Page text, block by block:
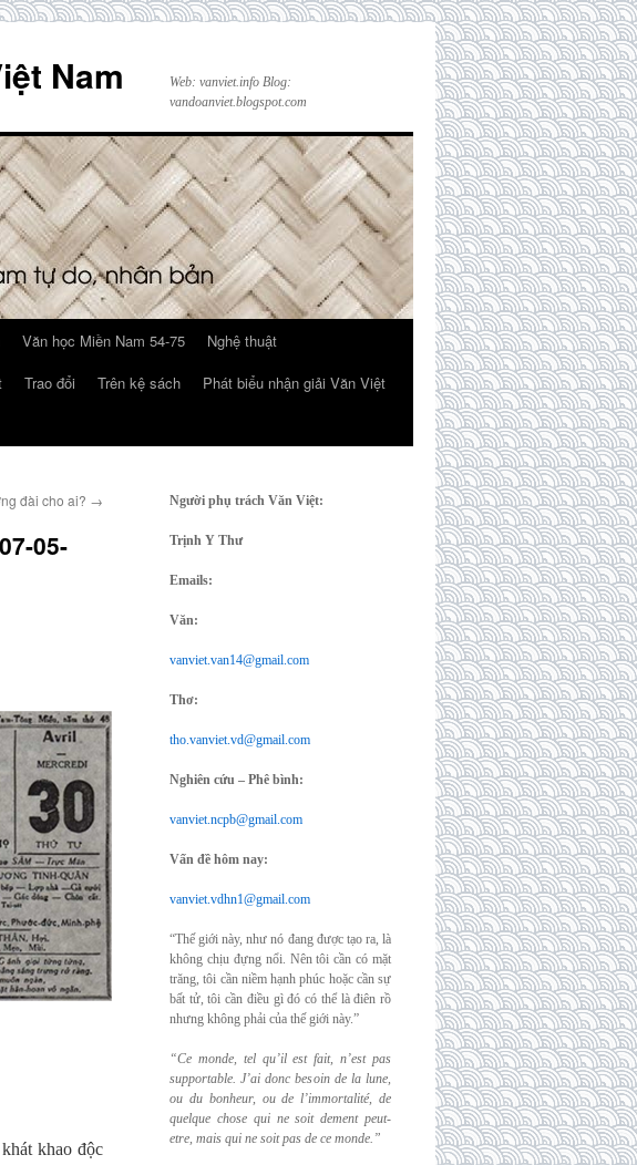
Nam
Web: vanviet.info Blog:
vandoanviet.blogspot.com
Văn học Miền Nam 54-75
Nghệ thuật
Trao đổi Trên kệ sách
Phát biểu nhận giải Văn Việt
đài cho ai? →
05-
khao độc
Người phụ trách Văn Việt:
Trịnh Y Thư
Emails:
Văn:
vanviet.van14@gmail.com
Thơ:
tho.vanviet.vd@gmail.com
Nghiên cứu – Phê bình:
vanviet.ncpb@gmail.com
Vấn đề hôm nay:
vanviet.vdhn1@gmail.com
“Thế giới này, như nó đang được tạo ra, là
không chịu đựng nổi. Nên tôi cần có mặt
trăng, tôi cần niềm hạnh phúc hoặc cần sự
bất tử, tôi cần điều gì đó có thể là điên rồ
nhưng không phải của thế giới này.”
“Ce monde, tel qu’il est fait, n’est pas
supportable. J’ai donc besoin de la lune,
ou du bonheur, ou de l’immortalité, de
quelque chose qui ne soit dement peut-
etre, mais qui ne soit pas de ce monde.”